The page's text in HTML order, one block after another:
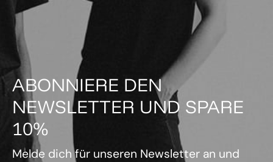
ABONNIERE DEN
NEWSLETTER UND SPARE
10%
Melde dich für unseren Newsletter an und